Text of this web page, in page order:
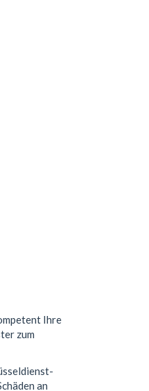
Ihre
zum
an